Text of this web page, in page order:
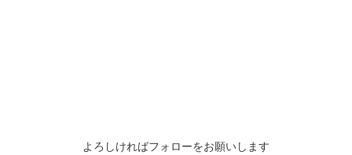
よろしければフォローをお願いします